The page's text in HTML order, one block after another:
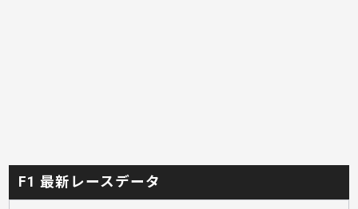
F1 最新レースデータ